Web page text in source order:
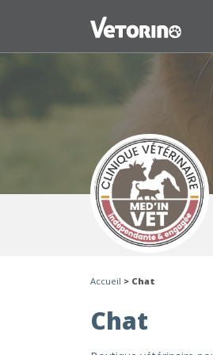
Accueil > Chat
Chat